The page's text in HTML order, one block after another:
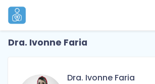
Dra. Ivonne Faria
Dra. Ivonne Faria